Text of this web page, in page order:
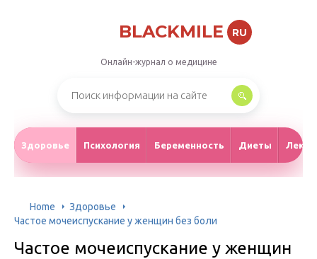
BLACKMILE RU
Онлайн-журнал о медицине
Здоровье Психология Беременность Диеты
Home
Здоровье
Частое мочеиспускание у женщин без боли
Частое мочеиспускание у женщин